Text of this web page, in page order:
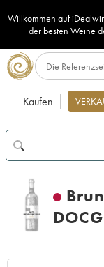
Willkommen auf
der besten Weine
Kaufen